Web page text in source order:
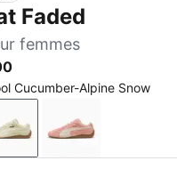
Faded
femmes
Cucumber-Alpine Snow
Alpine Snow
Cool Cucumber-Alpine
Carnation Pink-